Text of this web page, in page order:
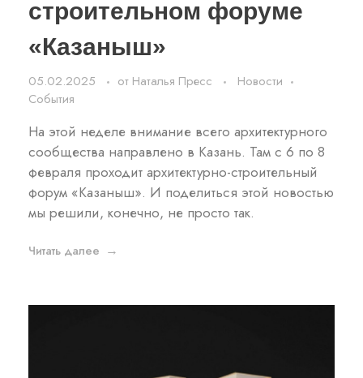
строительном форуме
«Казаныш»
05.02.2025 от Наталья Пресс
Новости
События
На этой неделе внимание всего архитектурного
сообщества направлено в Казань. Там с 6 по 8
февраля проходит архитектурно-строительный
форум «Казаныш». И поделиться этой новостью
мы решили, конечно, не просто так.
Читать далее